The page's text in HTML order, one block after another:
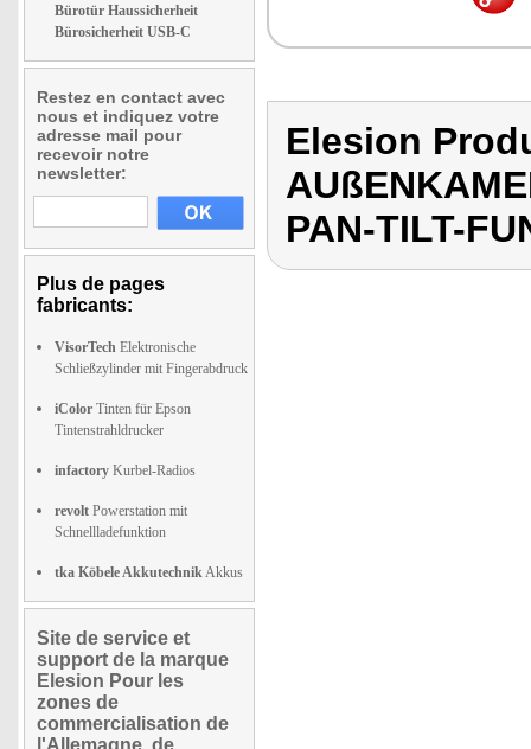
Bürotür Haussicherheit
Bürosicherheit USB-C
Restez en contact avec
nous et indiquez votre
adresse mail pour
recevoir notre
newsletter:
Plus de pages
fabricants:
VisorTech Elektronische
Schließzylinder mit Fingerabdruck
iColor Tinten für Epson
Tintenstrahldrucker
infactory Kurbel-Radios
revolt Powerstation mit
Schnellladefunktion
tka Köbele AkkutechnikAkkus
Site de service et
support de la marque
Elesion Pour les
zones de
commercialisation de
l'Allemagne, de
Elesion
PAN-TILT-